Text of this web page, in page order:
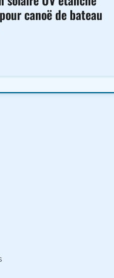
canoë de bateau